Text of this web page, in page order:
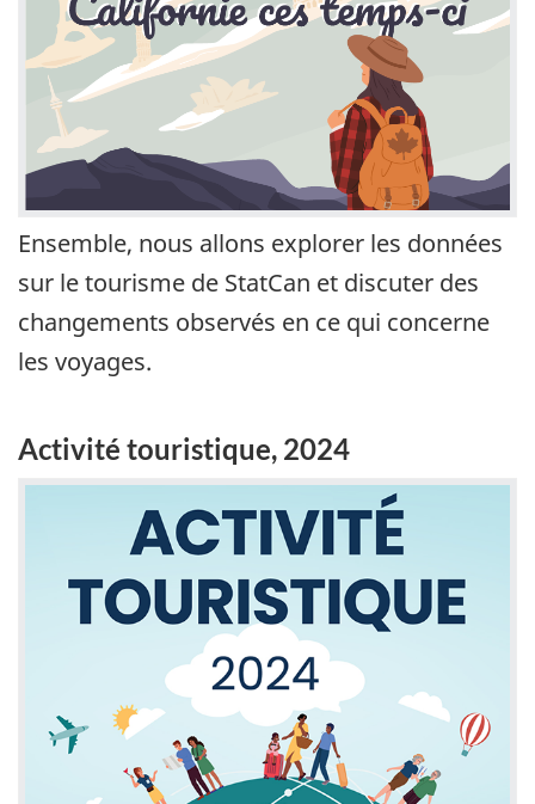
Ensemble, nous allons explorer les données
sur le tourisme de StatCan et discuter des
changements observés en ce qui concerne
les voyages.
Activité touristique, 2024